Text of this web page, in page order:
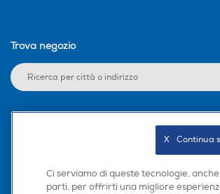
Trova negozio
Ci serviamo di queste tecnologie,
parti, per offrirti una migliore
X   Continua